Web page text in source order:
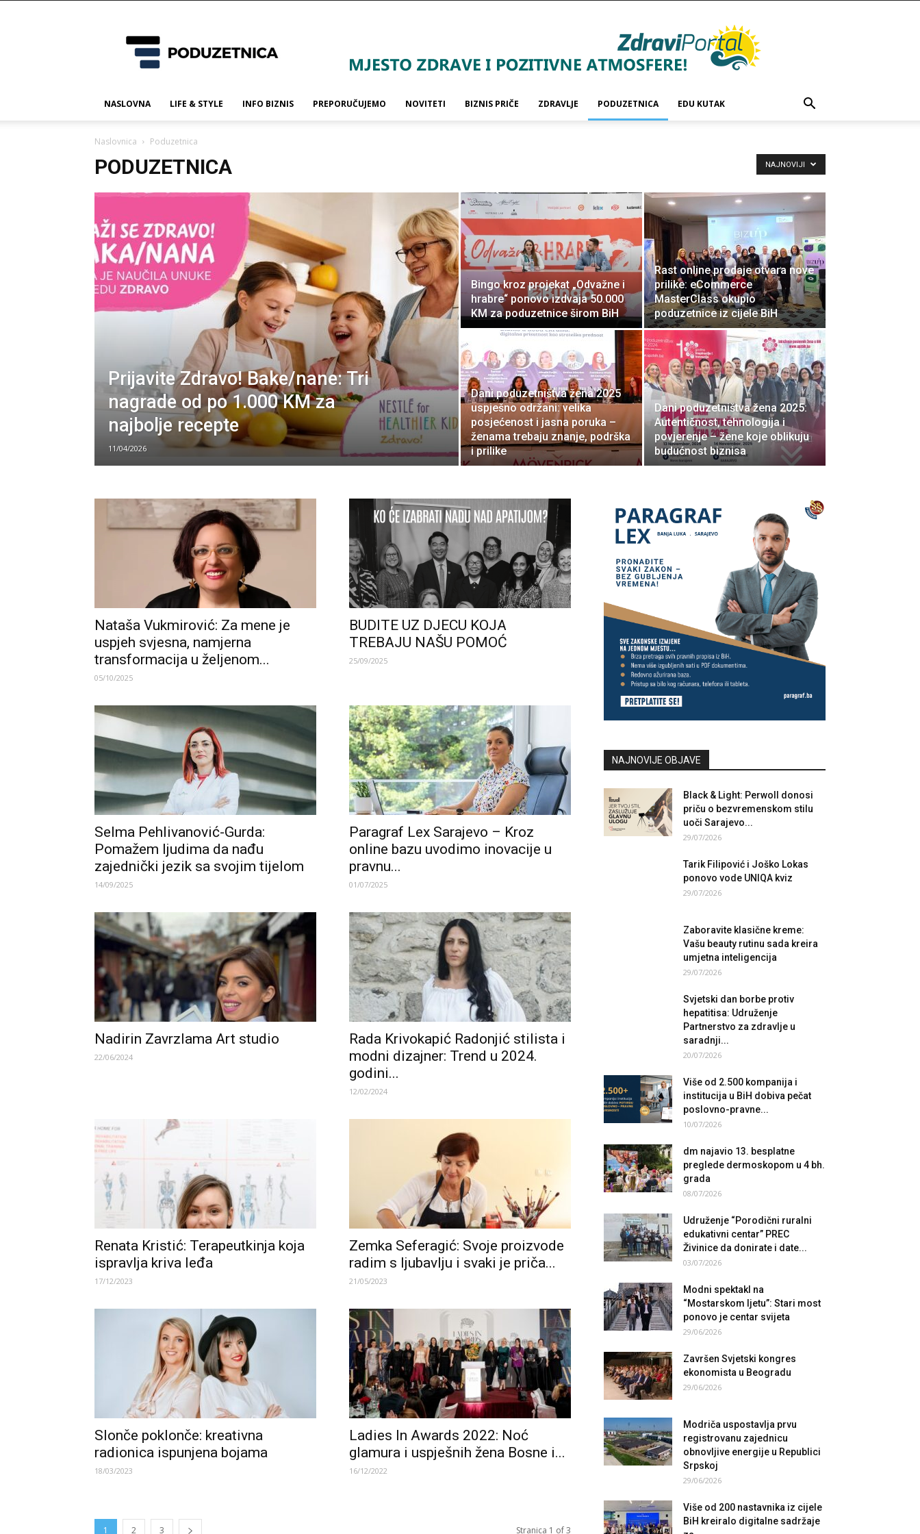
NASLOVNA LIFE & STYLE INFO BIZNIS PREPORUČUJEMO NOVITETI BIZNIS PRIČE ZDRAVLJE PODUZETNICA EDU KUTAK
Naslovnica Poduzetnica
PODUZETNICA NAJNOVIJI
Prijavite Zdravo! Bake/nane: Tri
nagrade od po 1.000 KM za
najbolje recepte
11/04/2026
Bingo kroz projekat „Odvažne i
hrabre“ ponovo izdvaja 50.000
KM za poduzetnice širom BiH
Rast online prodaje otvara nove
prilike: eCommerce
MasterClass okupio
poduzetnice iz cijele BiH
Dani poduzetništva žena 2025
uspješno održani: velika
posjećenost i jasna poruka –
ženama trebaju znanje, podrška
i prilike
Dani poduzetništva žena 2025:
Autentičnost, tehnologija i
povjerenje – žene koje oblikuju
budućnost biznisa
Nataša Vukmirović: Za mene je
uspjeh svjesna, namjerna
transformacija u željenom...
05/10/2025
BUDITE UZ DJECU KOJA
TREBAJU NAŠU POMOĆ
25/09/2025
Selma Pehlivanović-Gurda:
Pomažem ljudima da nađu
zajednički jezik sa svojim tijelom
14/09/2025
Paragraf Lex Sarajevo – Kroz
online bazu uvodimo inovacije u
pravnu...
01/07/2025
Nadirin Zavrzlama Art studio
22/06/2024
Rada Krivokapić Radonjić stilista i
modni dizajner: Trend u 2024.
godini...
12/02/2024
Renata Kristić: Terapeutkinja koja
ispravlja kriva leđa
17/12/2023
Zemka Seferagić: Svoje proizvode
radim s ljubavlju i svaki je priča...
21/05/2023
Slonče poklonče: kreativna
radionica ispunjena bojama
18/03/2023
Ladies In Awards 2022: Noć
glamura i uspješnih žena Bosne i...
16/12/2022
1 2 3 Stranica 1 of 3
NAJNOVIJE OBJAVE
Black & Light: Perwoll donosi
priču o bezvremenskom stilu
uoči Sarajevo...
29/07/2026
Tarik Filipović i Joško Lokas
ponovo vode UNIQA kviz
29/07/2026
Zaboravite klasične kreme:
Vašu beauty rutinu sada kreira
umjetna inteligencija
29/07/2026
Svjetski dan borbe protiv
hepatitisa: Udruženje
Partnerstvo za zdravlje u
saradnji...
20/07/2026
Više od 2.500 kompanija i
institucija u BiH dobiva pečat
poslovno-pravne...
10/07/2026
dm najavio 13. besplatne
preglede dermoskopom u 4 bh.
grada
08/07/2026
Udruženje “Porodični ruralni
edukativni centar” PREC
Živinice da donirate i date...
03/07/2026
Modni spektakl na
“Mostarskom ljetu”: Stari most
ponovo je centar svijeta
29/06/2026
Završen Svjetski kongres
ekonomista u Beogradu
29/06/2026
Modriča uspostavlja prvu
registrovanu zajednicu
obnovljive energije u Republici
Srpskoj
29/06/2026
Više od 200 nastavnika iz cijele
BiH kreiralo digitalne sadržaje